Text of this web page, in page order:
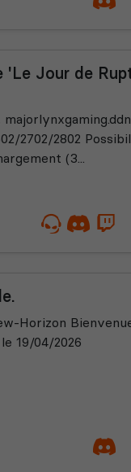
'Le Jour de
2702/2802
(3...
Horizon
19/04/2026